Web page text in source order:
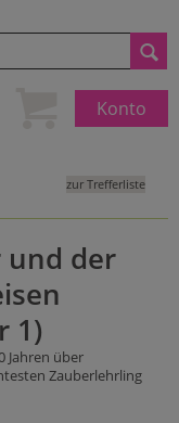
Konto
zur Trefferliste
und der
1)
Jahren über
Zauberlehrling